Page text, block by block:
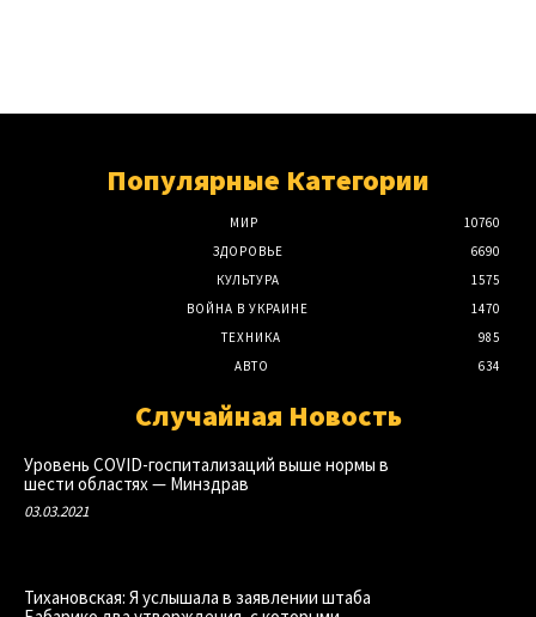
Популярные Категории
МИР
10760
ЗДОРОВЬЕ
6690
КУЛЬТУРА
1575
ВОЙНА В УКРАИНЕ
1470
ТЕХНИКА
985
АВТО
634
Случайная Новость
Уровень COVID-госпитализаций выше нормы в
шести областях — Минздрав
03.03.2021
Тихановская: Я услышала в заявлении штаба